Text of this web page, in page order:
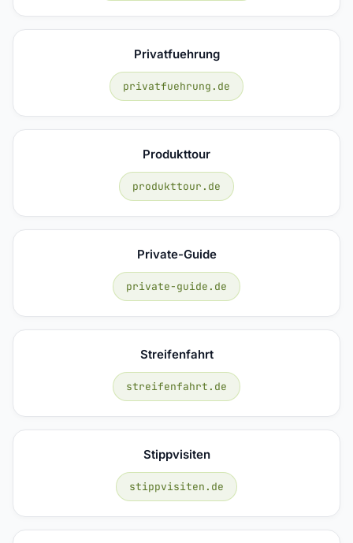
Privatfuehrung
privatfuehrung.de
Produkttour
produkttour.de
Private-Guide
private-guide.de
Streifenfahrt
streifenfahrt.de
Stippvisiten
stippvisiten.de